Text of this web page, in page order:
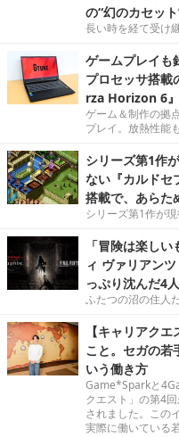
の“幻のカセッ
長い時を経て受け
ゲームプレイ
プロセッサ搭載
rza Horizon 6
ゲーム＆制作の拠
プレイ。放熱性能
シリーズ第1作
ない『カルドセ
搭載で、あらた
シリーズ第1作が
「冒険は楽し
ィ ヴァリアン
っぷり沈んだ4
ふたつの沼の住人
【キャリアク
こと。セガの若
いう働き方
Game*Sparkと
クエスト」の第4
されました。この
実際に働いている